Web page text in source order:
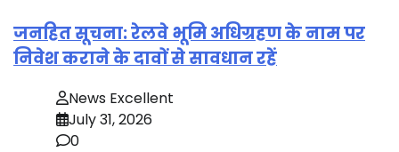
जनहित सूचना: रेलवे भूमि अधिग्रहण के नाम पर
निवेश कराने के दावों से सावधान रहें
News Excellent
July 31, 2026
0